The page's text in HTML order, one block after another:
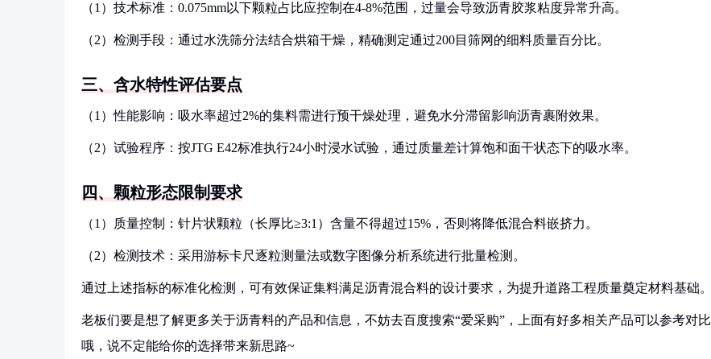
（1）技术标准：0.075mm以下颗粒占比应控制在4-8%范围，过量会导致沥青胶浆粘度异常升高。
（2）检测手段：通过水洗筛分法结合烘箱干燥，精确测定通过200目筛网的细料质量百分比。
三、含水特性评估要点
（1）性能影响：吸水率超过2%的集料需进行预干燥处理，避免水分滞留影响沥青裹附效果。
（2）试验程序：按JTG E42标准执行24小时浸水试验，通过质量差计算饱和面干状态下的吸水率。
四、颗粒形态限制要求
（1）质量控制：针片状颗粒（长厚比≥3:1）含量不得超过15%，否则将降低混合料嵌挤力。
（2）检测技术：采用游标卡尺逐粒测量法或数字图像分析系统进行批量检测。
通过上述指标的标准化检测，可有效保证集料满足沥青混合料的设计要求，为提升道路工程质量奠定材料基础。
老板们要是想了解更多关于沥青料的产品和信息，不妨去百度搜索“爱采购”，上面有好多相关产品可以参考对比
哦，说不定能给你的选择带来新思路~